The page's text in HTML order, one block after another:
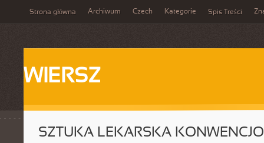
Strona główna Archiwum Czech Kategorie Spis Treści
WIERSZ
SZTUKA LEKARSKA